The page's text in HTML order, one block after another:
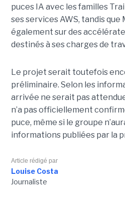
puces IA avec les familles
ses services AWS, tandis
également sur des
destinés à ses charges de
Le projet serait toutefois
préliminaire. Selon les
arrivée ne serait pas
n’a pas officiellement
puce, même si le groupe
informations publiées par la
Article rédigé par
Louise Costa
Journaliste